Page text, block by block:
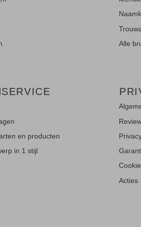
Alle
en producten
in 1 stijl
Acties